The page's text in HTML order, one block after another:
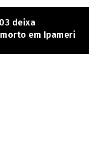
deixa
em Ipameri